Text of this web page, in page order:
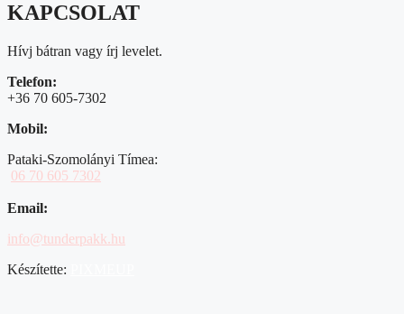
KAPCSOLAT
Hívj bátran vagy írj levelet.
Telefon:
+36 70 605-7302
Mobil:
Pataki-Szomolányi Tímea:
06 70 605 7302
Email:
info@tunderpakk.hu
Készítette: